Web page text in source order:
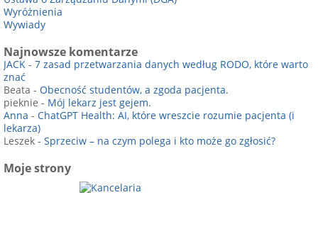
Wyróżnienia
Wywiady
Najnowsze komentarze
JACK - 7 zasad przetwarzania danych według RODO, które warto
znać
Beata - Obecność studentów, a zgoda pacjenta.
pieknie - Mój lekarz jest gejem.
Anna - ChatGPT Health: AI, które wreszcie rozumie pacjenta (i
lekarza)
Leszek - Sprzeciw – na czym polega i kto może go zgłosić?
Moje strony